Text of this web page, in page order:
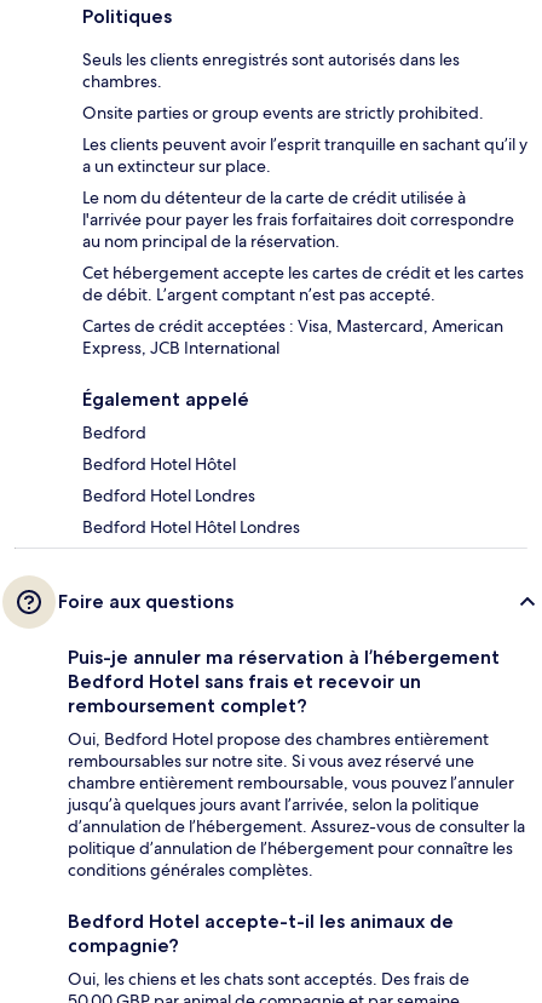
Politiques
Seuls les clients enregistrés sont autorisés dans les
chambres.
Onsite parties or group events are strictly prohibited.
Les clients peuvent avoir l’esprit tranquille en sachant qu’il y
a un extincteur sur place.
Le nom du détenteur de la carte de crédit utilisée à
l'arrivée pour payer les frais forfaitaires doit correspondre
au nom principal de la réservation.
Cet hébergement accepte les cartes de crédit et les cartes
de débit. L’argent comptant n’est pas accepté.
Cartes de crédit acceptées : Visa, Mastercard, American
Express, JCB International
Également appelé
Bedford
Bedford Hotel Hôtel
Bedford Hotel Londres
Bedford Hotel Hôtel Londres
Foire aux questions
Puis-je annuler ma réservation à l’hébergement
Bedford Hotel sans frais et recevoir un
remboursement complet?
Oui, Bedford Hotel propose des chambres entièrement
remboursables sur notre site. Si vous avez réservé une
chambre entièrement remboursable, vous pouvez l’annuler
jusqu’à quelques jours avant l’arrivée, selon la politique
d’annulation de l’hébergement. Assurez-vous de consulter la
politique d’annulation de l’hébergement pour connaître les
conditions générales complètes.
Bedford Hotel accepte-t-il les animaux de
compagnie?
Oui, les chiens et les chats sont acceptés. Des frais de